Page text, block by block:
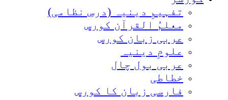
تفہیمِ دینیہ (درسِ نظامی)
معلمُ القرآن کورس
عربی زبان کورس
علومِ دینیہ
عربی بول چال
خطاطی
فارسی زبان کا کورس